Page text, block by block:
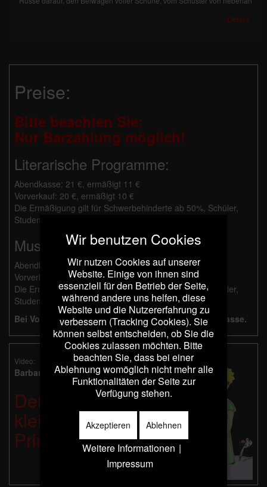
Details
Preise:
Bitte beachten Sie:
Nur Barzahlung möglich!
Literarische Programme:
Abendkasse: 21 €, ermäßigt 11 €
Vorverkauf: 20 €, ermäßigt 10 €
Die Ermäßigung gilt für Schwerbehinderte ab 50%, Schüler,
Studenten und Besucher mit Dortmund Pass.
Musikalische Programme:
Abendkasse: 26 €, ermäßigt 14 €
Vorverkauf: 25 €, ermäßigt 13 €
Die Ermäßigung gilt für Schwerbehinderte ab 50%, Schüler,
Studenten und Besucher mit Dortmund Pass.
Bei Vorverkauf erfolgt die Bezahlung an der Abendkasse.
Video:
Barbara Kleyboldt liest:
Der
kleine
Prinz
Wir benutzen Cookies
Wir nutzen Cookies auf unserer
Website. Einige von ihnen sind
essenziell für den Betrieb der Seite,
während andere uns helfen, diese
Website und die Nutzererfahrung zu
verbessern (Tracking Cookies). Sie
können selbst entscheiden, ob Sie die
Cookies zulassen möchten. Bitte
beachten Sie, dass bei einer
Ablehnung womöglich nicht mehr alle
Funktionalitäten der Seite zur
Verfügung stehen.
Akzeptieren Ablehnen
Weitere Informationen |
Impressum